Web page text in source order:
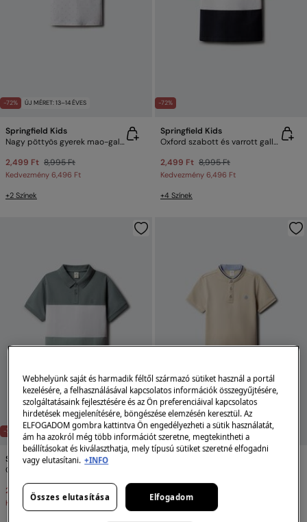
-72% ÚJ MÉRET: 13–14 ÉVES
Springfield Kids
Nagy pöttyös gyerek mao-galléros póló
2,499 Ft 8,995 Ft
Kedvezmény 6,496 Ft
+2 Színek
-72%
Springfield Kids
Oxford szabott és varrott galléros póló gyerek
2,499 Ft 8,995 Ft
Kedvezmény 6,496 Ft
+4 Színek
-72%
Springfield Kids
2,499 Ft
Kedvezmény6,496 Ft
-72% ÚJ MÉRET: 13–14 ÉVES
8,995 Ft
Kedvezmény
Webhelyünk saját és harmadik féltől származó sütiket használ a portál
kezelésére, a felhasználásával kapcsolatos információk összegyűjtésére,
szolgáltatásaink fejlesztésére és az Ön preferenciáival kapcsolatos
hirdetések megjelenítésére, böngészése elemzésén keresztül. Az
ELFOGADOM gombra kattintva Ön engedélyezheti a sütik használatát,
ám ha azokról még több információt szeretne, megtekintheti a
beállításokat és kiválaszthatja, mely típusú sütiket szeretné elfogadni
vagy elutasítani. +INFO
Összes elutasítása Elfogadom